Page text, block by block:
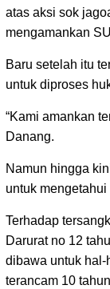
atas aksi sok
mengamankan
Baru setelah itu
untuk diproses
“Kami amankan
Danang.
Namun hingga
untuk
Terhadap
Darurat no 12
dibawa untuk hal-
terancam 10